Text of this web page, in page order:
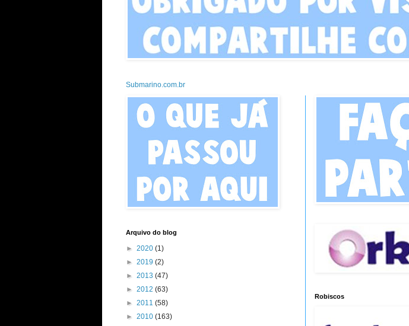
Submarino.com.br
Arquivo do blog
► 2020 (1)
► 2019 (2)
► 2013 (47)
► 2012 (63)
► 2011 (58)
► 2010 (163)
Robiscos